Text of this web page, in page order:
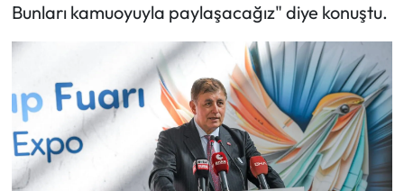
Bunları kamuoyuyla paylaşacağız" diye konuştu.